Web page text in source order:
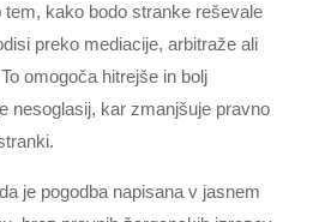
tem, kako bodo stranke reševale
preko mediacije, arbitraže ali
omogoča hitrejše in bolj
nesoglasij, kar zmanjšuje pravno
je pogodba napisana v jasnem